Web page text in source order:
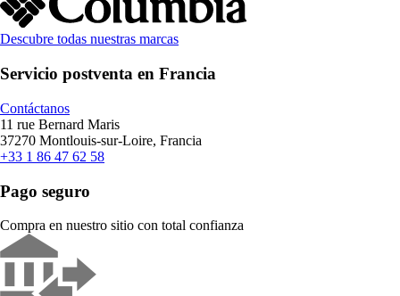
Descubre todas nuestras marcas
Servicio postventa en Francia
Contáctanos
11 rue Bernard Maris
37270 Montlouis-sur-Loire, Francia
+33 1 86 47 62 58
Pago seguro
Compra en nuestro sitio con total confianza